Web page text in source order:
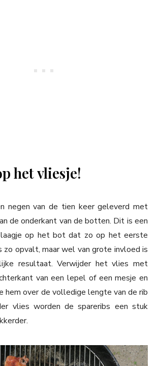
het vliesje!
negen van de tien keer geleverd met
de onderkant van de botten. Dit is een
laagje op het bot dat zo op het eerste
zo opvalt, maar wel van grote invloed is
resultaat. Verwijder het vlies met
van een lepel of een mesje en
hem over de volledige lengte van de rib
vlies worden de spareribs een stuk